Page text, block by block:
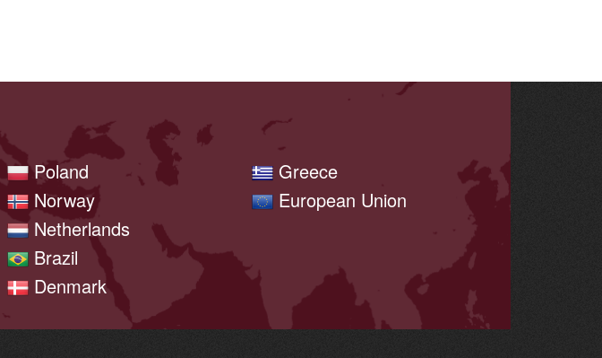
Poland
Norway
Netherlands
Brazil
Denmark
Greece
European Union